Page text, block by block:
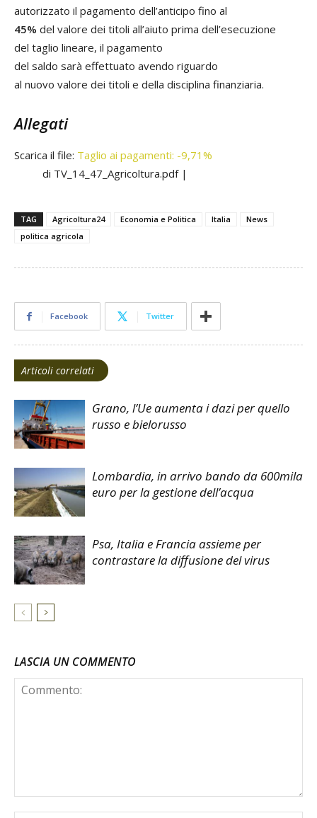
autorizzato il pagamento dell’anticipo fino al
45% del valore dei titoli all’aiuto prima dell’esecuzione
del taglio lineare, il pagamento
del saldo sarà effettuato avendo riguardo
al nuovo valore dei titoli e della disciplina finanziaria.
Allegati
Scarica il file: Taglio ai pagamenti: -9,71%
di TV_14_47_Agricoltura.pdf |
TAG Agricoltura24 Economia e Politica Italia
News
politica agricola
Facebook Twitter
Articoli correlati
Grano, l’Ue aumenta i dazi per quello
russo e bielorusso
Lombardia, in arrivo bando da 600mila
euro per la gestione dell’acqua
Psa, Italia e Francia assieme per
contrastare la diffusione del virus
LASCIA UN COMMENTO